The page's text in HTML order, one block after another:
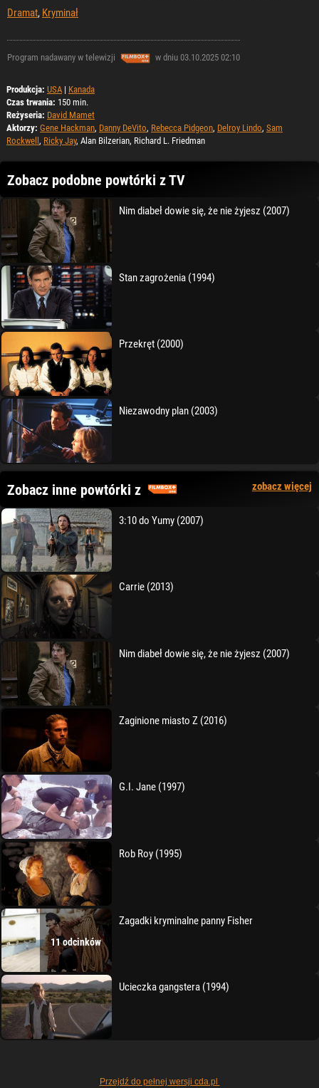
Dramat, Kryminał
Program nadawany w telewizji w dniu 03.10.2025 02:10
Produkcja: USA | Kanada
Czas trwania: 150 min.
Reżyseria: David Mamet
Aktorzy: Gene Hackman, Danny DeVito, Rebecca Pidgeon, Delroy Lindo, Sam
Rockwell , Ricky Jay, Alan Bilzerian, Richard L. Friedman
Zobacz podobne powtórki z TV
Nim diabeł dowie się, że nie żyjesz (2007)
Stan zagrożenia (1994)
Przekręt (2000)
Niezawodny plan (2003)
Zobacz inne powtórki z zobacz więcej
3:10 do Yumy (2007)
Carrie (2013)
Nim diabeł dowie się, że nie żyjesz (2007)
Zaginione miasto Z (2016)
G.I. Jane (1997)
Rob Roy (1995)
11 odcinków
Zagadki kryminalne panny Fisher
Ucieczka gangstera (1994)
Przejdź do pełnej wersji cda.pl